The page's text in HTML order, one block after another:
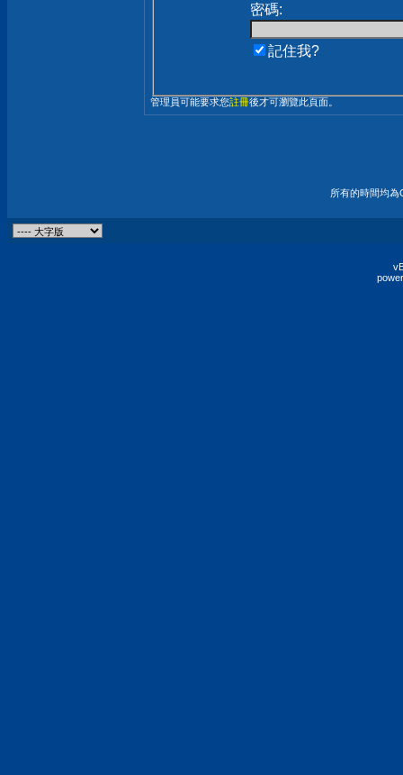
密碼:
記住我?
管理員可能要求您註冊後才可瀏覽此頁面。
所有的時間均為